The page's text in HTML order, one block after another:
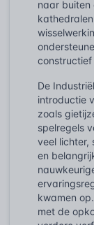
naar buiten
constructief
De
introductie
zoals
spelregels
veel lichter,
en
kwamen
met de